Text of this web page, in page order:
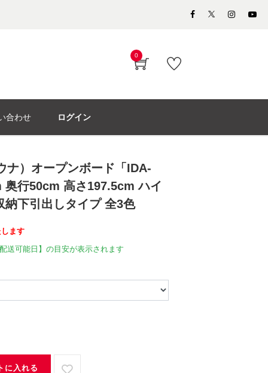
0
合わせ ログイン
ナ）オープンボード「IDA-
奥行50cm 高さ197.5cm ハイ
納下引出しタイプ 全3色
ます
送可能日】の目安が表示されます
に入れる